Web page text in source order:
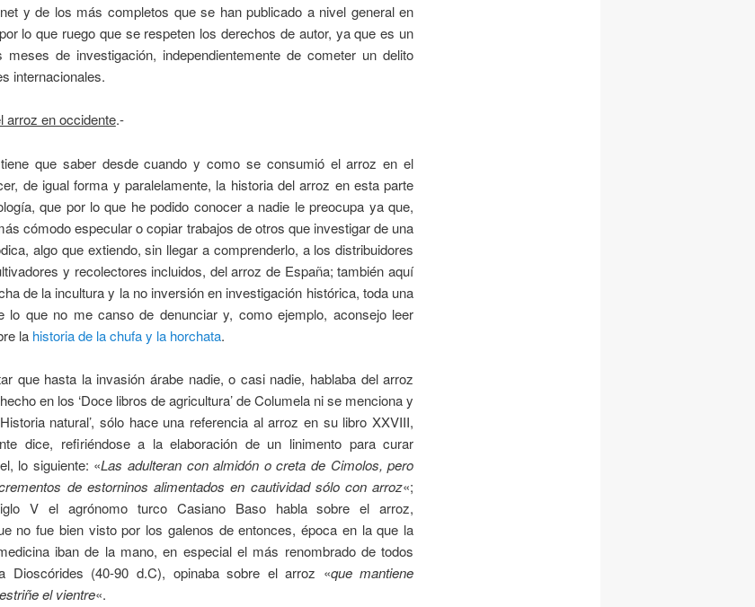
y de los más completos que se han publicado a nivel general en
lo que ruego que se respeten los derechos de autor, ya que es un
meses de investigación, independientemente de cometer un delito
internacionales.
arroz en occidente.-
que saber desde cuando y como se consumió el arroz en el
de igual forma y paralelamente, la historia del arroz en esta parte
que por lo que he podido conocer a nadie le preocupa ya que,
cómodo especular o copiar trabajos de otros que investigar de una
algo que extiendo, sin llegar a comprenderlo, a los distribuidores
y recolectores incluidos, del arroz de España; también aquí
de la incultura y la no inversión en investigación histórica, toda una
lo que no me canso de denunciar y, como ejemplo, aconsejo leer
la historia de la chufa y la horchata.
que hasta la invasión árabe nadie, o casi nadie, hablaba del arroz
en los ‘Doce libros de agricultura’ de Columela ni se menciona y
natural’, sólo hace una referencia al arroz en su libro XXVIII,
dice, refiriéndose a la elaboración de un linimento para curar
lo siguiente: «Las adulteran con almidón o creta de Cimolos, pero
de estorninos alimentados en cautividad sólo con arroz«;
V el agrónomo turco Casiano Baso habla sobre el arroz,
no fue bien visto por los galenos de entonces, época en la que la
iban de la mano, en especial el más renombrado de todos
Dioscórides (40-90 d.C), opinaba sobre el arroz «que mantiene
el vientre«.